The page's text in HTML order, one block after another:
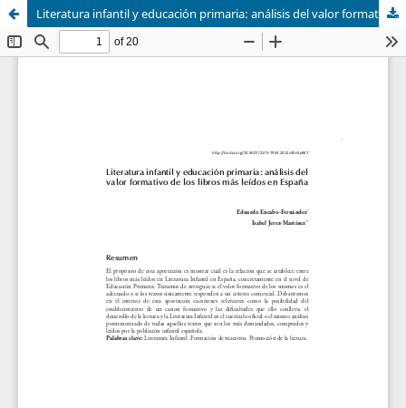
Literatura infantil y educación primaria: análisis del valor formativo de los libros más leídos en España